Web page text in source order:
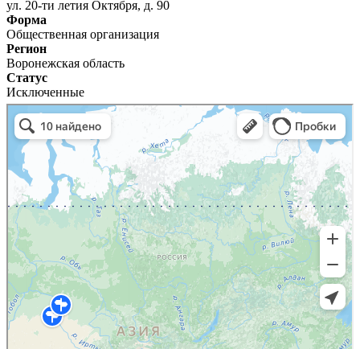
ул. 20-ти летия Октября, д. 90
Форма
Общественная организация
Регион
Воронежская область
Статус
Исключенные